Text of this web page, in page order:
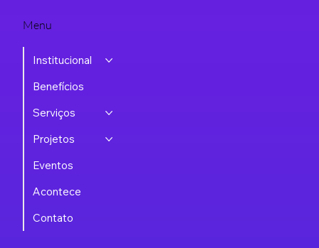
Menu
Institucional
Benefícios
Serviços
Projetos
Eventos
Acontece
Contato